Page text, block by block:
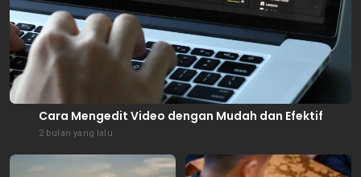
Cara Mengedit Video dengan Mudah dan Efektif
2 bulan yang lalu